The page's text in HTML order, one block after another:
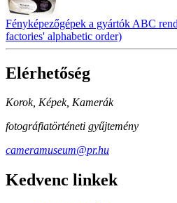
Fényképezőgépek a gyártók ABC
factories' alphabetic order)
Elérhetőség
Korok, Képek, Kamerák
fotográfiatörténeti gyűjtemény
cameramuseum@pr.hu
Kedvenc linkek